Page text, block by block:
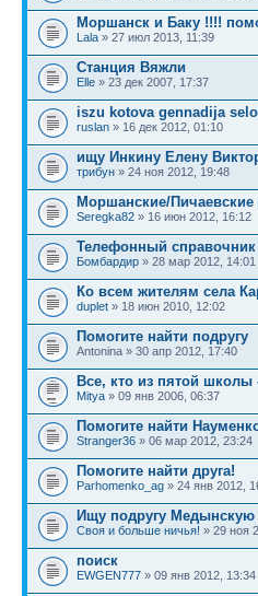
Моршанск и Баку !!!!
Lala » 27 июл 2013, 11:39
Станция Вяжли
Elle » 23 дек 2007, 17:37
iszu kotova gennadija
ruslan » 16 дек 2012, 01:10
ищу Инкину Елену
трибун » 24 ноя 2012, 19:48
Моршанские/
Seregka82 » 16 июн 2012, 16:12
Телефонный справочник
Бомбардир » 28 мар 2012, 14:01
Ко всем жителям села
duplet » 18 июн 2010, 12:02
Помогите найти подругу
Antonina » 30 апр 2012, 17:40
Все, кто из пятой
Mitya » 09 янв 2006, 06:37
Помогите найти
Stranger36 » 06 мар 2012, 23:24
Помогите найти друга!
Parhomenko_ag » 24 янв 2012,
Ищу подругу
Своя и больше ничья! » 29 ноя
поиск
EWGEN777 » 09 янв 2012, 13:34